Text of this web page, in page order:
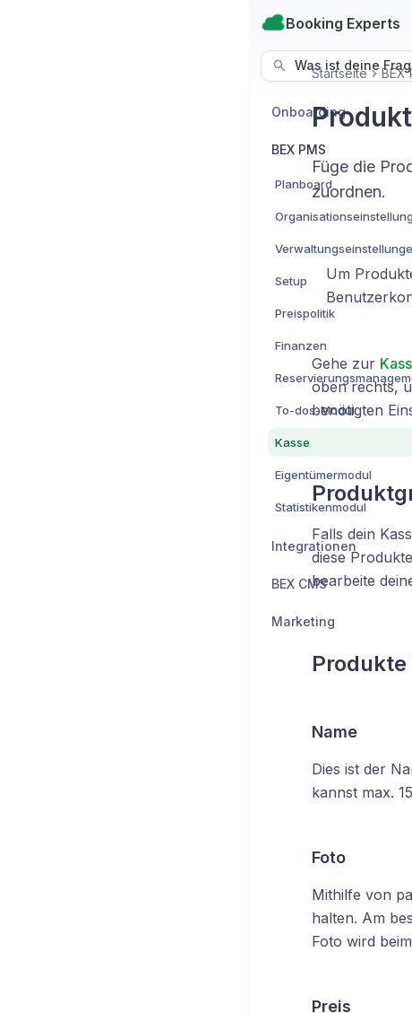
Booking Experts
Was ist deine
Onboarding
BEX PMS
Planboard
Setup
Preispolitik
Finanzen
To-dos-Modul
Kasse
Eigentümermodul
Statistikenmodul
Integrationen
BEX CMS
Marketing
Startseite BEX
Füge die
zuordnen.
Um
Gehe zur
oben rechts,
benötigten
Falls dein
diese
bearbeite
Name
Dies ist der
kannst max.
Foto
Mithilfe von
halten. Am
Foto wird
Preis